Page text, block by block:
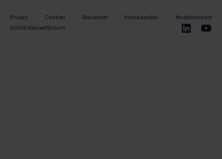
Privacy Cookies Disclaimer Voorwaarden
Modelcontract
©2026NieuweStroom